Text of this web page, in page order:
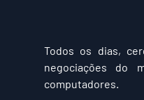
Todos os dias,
negociações do
computadores.